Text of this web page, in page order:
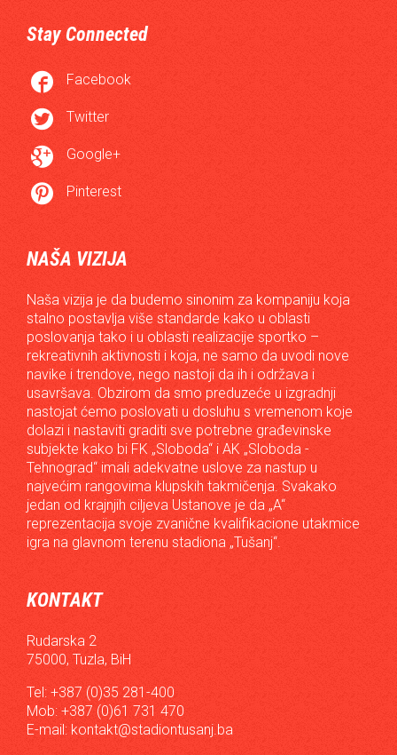
Stay Connected
 Facebook
 Twitter
 Google+
 Pinterest
NAŠA VIZIJA
Naša vizija je da budemo sinonim za kompaniju koja
stalno postavlja više standarde kako u oblasti
poslovanja tako i u oblasti realizacije sportko –
rekreativnih aktivnosti i koja, ne samo da uvodi nove
navike i trendove, nego nastoji da ih i održava i
usavršava. Obzirom da smo preduzeće u izgradnji
nastojat ćemo poslovati u dosluhu s vremenom koje
dolazi i nastaviti graditi sve potrebne građevinske
subjekte kako bi FK „Sloboda“ i AK „Sloboda -
Tehnograd“ imali adekvatne uslove za nastup u
najvećim rangovima klupskih takmičenja. Svakako
jedan od krajnjih ciljeva Ustanove je da „A“
reprezentacija svoje zvanične kvalifikacione utakmice
igra na glavnom terenu stadiona „Tušanj“.
KONTAKT
Rudarska 2
75000, Tuzla, BiH
Tel: +387 (0)35 281-400
Mob: +387 (0)61 731 470
E-mail: kontakt@stadiontusanj.ba